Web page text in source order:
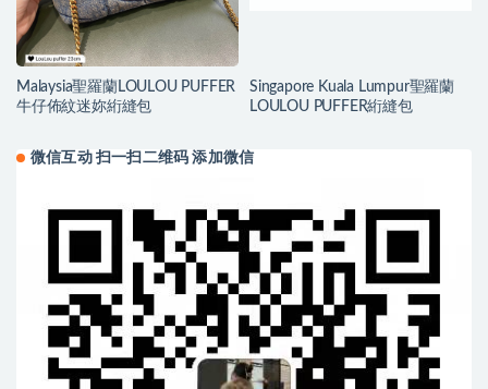
Malaysia聖羅蘭LOULOU PUFFER
牛仔佈紋迷妳絎縫包
Singapore Kuala Lumpur聖羅蘭
LOULOU PUFFER絎縫包
微信互动 扫一扫二维码 添加微信